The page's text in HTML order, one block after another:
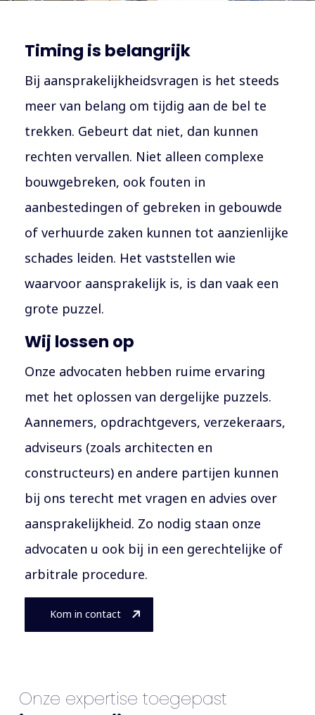
Timing is belangrijk
Bij aansprakelijkheidsvragen is het steeds
meer van belang om tijdig aan de bel te
trekken. Gebeurt dat niet, dan kunnen
rechten vervallen. Niet alleen complexe
bouwgebreken, ook fouten in
aanbestedingen of gebreken in gebouwde
of verhuurde zaken kunnen tot aanzienlijke
schades leiden. Het vaststellen wie
waarvoor aansprakelijk is, is dan vaak een
grote puzzel.
Wij lossen op
Onze advocaten hebben ruime ervaring
met het oplossen van dergelijke puzzels.
Aannemers, opdrachtgevers, verzekeraars,
adviseurs (zoals architecten en
constructeurs) en andere partijen kunnen
bij ons terecht met vragen en advies over
aansprakelijkheid. Zo nodig staan onze
advocaten u ook bij in een gerechtelijke of
arbitrale procedure.
Kom in contact
Onze expertise toegepast